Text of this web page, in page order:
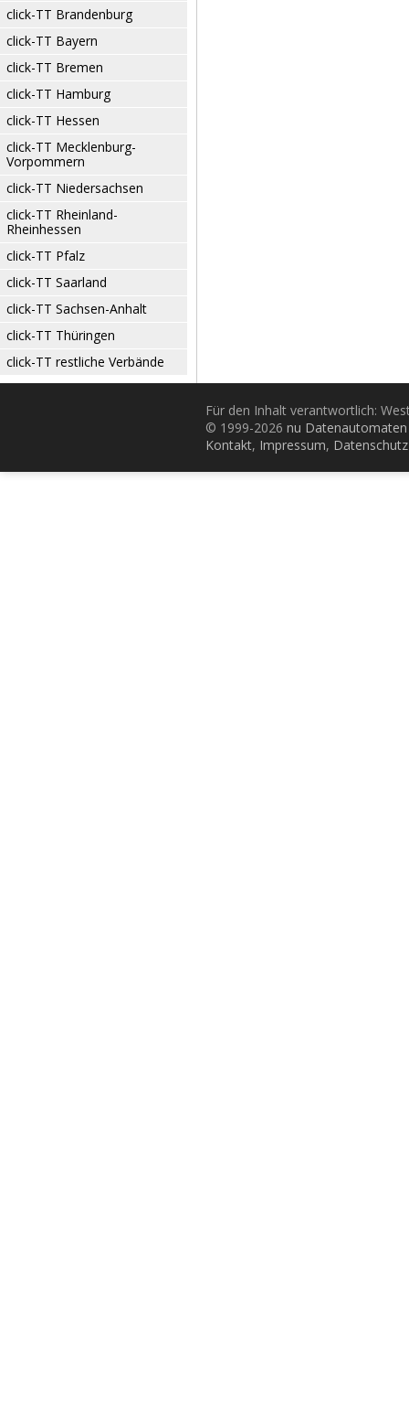
click-TT Brandenburg
click-TT Bayern
click-TT Bremen
click-TT Hamburg
click-TT Hessen
click-TT Mecklenburg-
Vorpommern
click-TT Niedersachsen
click-TT Rheinland-
Rheinhessen
click-TT Pfalz
click-TT Saarland
click-TT Sachsen-Anhalt
click-TT Thüringen
click-TT restliche Verbände
Für den Inhalt verantwortlich:
© 1999-2026 nu
Kontakt, Impressum, Datenschutz